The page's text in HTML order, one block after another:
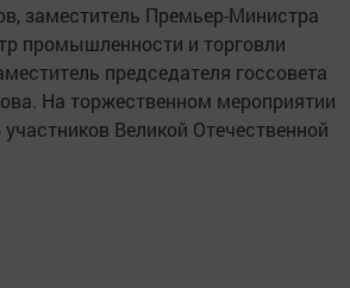
заместитель Премьер-Министра
промышленности и торговли
председателя госсовета
На торжественном мероприятии
Великой Отечественной